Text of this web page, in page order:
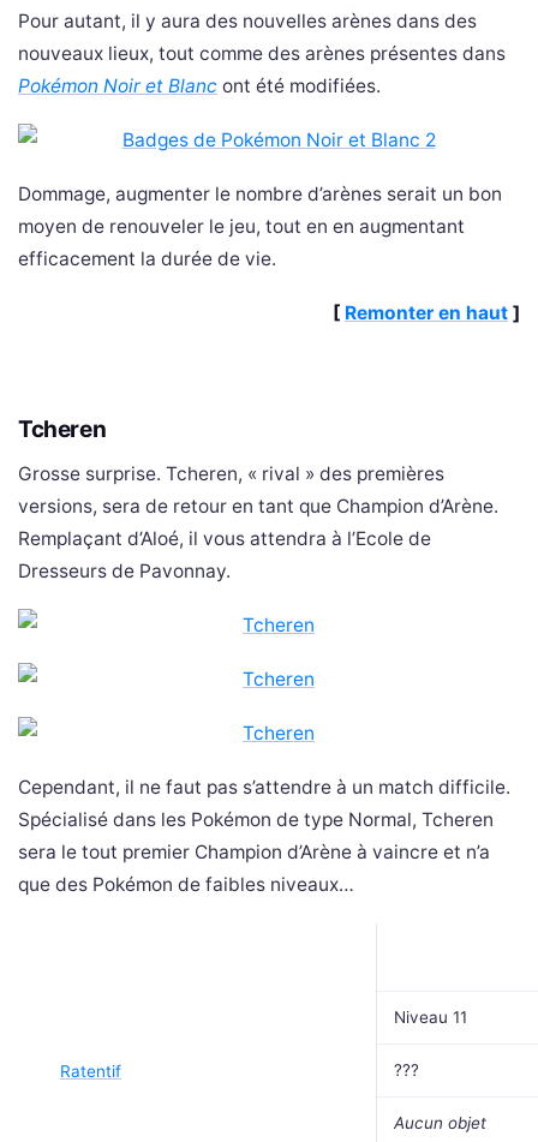
Pour autant, il y aura des nouvelles arènes dans des
nouveaux lieux, tout comme des arènes présentes dans
Pokémon Noir et Blanc ont été modifiées.
Dommage, augmenter le nombre d’arènes serait un bon
moyen de renouveler le jeu, tout en en augmentant
efficacement la durée de vie.
[ Remonter en haut ]
Tcheren
Grosse surprise. Tcheren, « rival » des premières
versions, sera de retour en tant que Champion d’Arène.
Remplaçant d’Aloé, il vous attendra à l’Ecole de
Dresseurs de Pavonnay.
Cependant, il ne faut pas s’attendre à un match difficile.
Spécialisé dans les Pokémon de type Normal, Tcheren
sera le tout premier Champion d’Arène à vaincre et n’a
que des Pokémon de faibles niveaux…
Ratentif
Niveau 11
???
Aucun objet